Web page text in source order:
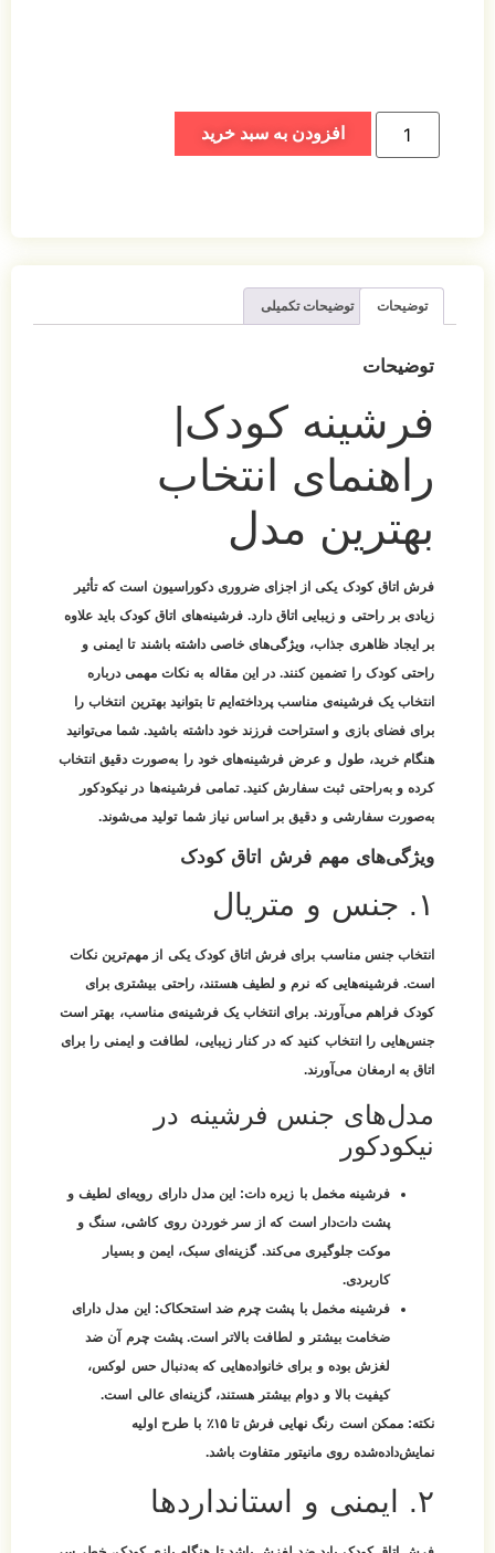
افزودن به سبد خرید
توضیحات توضیحات تکمیلی
توضیحات
فرشینه کودک|
راهنمای انتخاب
بهترین مدل
فرش اتاق کودک یکی از اجزای ضروری دکوراسیون است که تأثیر
زیادی بر راحتی و زیبایی اتاق دارد. فرشینه‌های اتاق کودک باید علاوه
بر ایجاد ظاهری جذاب، ویژگی‌های خاصی داشته باشند تا ایمنی و
راحتی کودک را تضمین کنند. در این مقاله به نکات مهمی درباره
انتخاب یک فرشینه‌ی مناسب پرداخته‌ایم تا بتوانید بهترین انتخاب را
برای فضای بازی و استراحت فرزند خود داشته باشید. شما می‌توانید
هنگام خرید، طول و عرض فرشینه‌های خود را به‌صورت دقیق انتخاب
کرده و به‌راحتی ثبت سفارش کنید. تمامی فرشینه‌ها در نیکودکور
به‌صورت سفارشی و دقیق بر اساس نیاز شما تولید می‌شوند.
ویژگی‌های مهم فرش اتاق کودک
۱. جنس و متریال
انتخاب جنس مناسب برای فرش اتاق کودک یکی از مهم‌ترین نکات
است. فرشینه‌هایی که نرم و لطیف هستند، راحتی بیشتری برای
کودک فراهم می‌آورند. برای انتخاب یک فرشینه‌ی مناسب، بهتر است
جنس‌هایی را انتخاب کنید که در کنار زیبایی، لطافت و ایمنی را برای
اتاق به ارمغان می‌آورند.
مدل‌های جنس فرشینه در
نیکودکور
فرشینه مخمل با زیره دات‌: این مدل دارای رویه‌ای لطیف و
پشت دات‌دار است که از سر خوردن روی کاشی، سنگ و
موکت جلوگیری می‌کند. گزینه‌ای سبک، ایمن و بسیار
کاربردی.
فرشینه مخمل با پشت چرم ضد استحکاک: این مدل دارای
ضخامت بیشتر و لطافت بالاتر است. پشت چرم آن ضد
لغزش بوده و برای خانواده‌هایی که به‌دنبال حس لوکس،
کیفیت بالا و دوام بیشتر هستند، گزینه‌ای عالی است.
نکته:
ممکن است رنگ نهایی فرش تا ۱۵٪ با طرح اولیه
نمایش‌داده‌شده روی مانیتور متفاوت باشد.
۲. ایمنی و استانداردها